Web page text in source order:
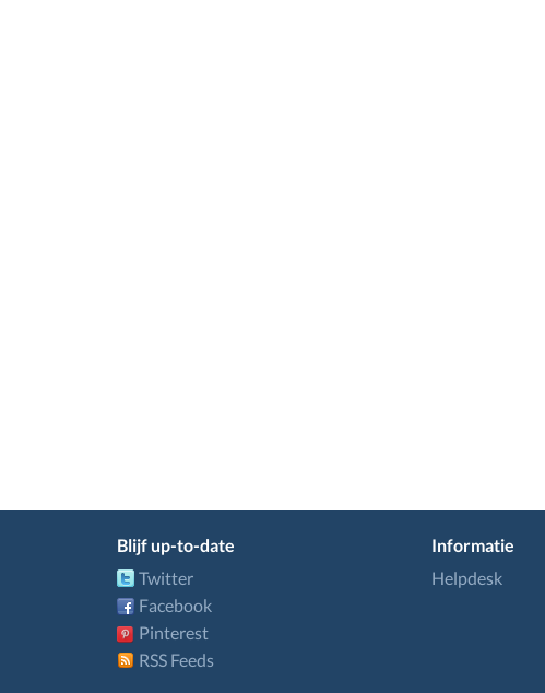
Blijf up-to-date
Twitter
Facebook
Pinterest
RSS Feeds
Informatie
Helpdesk